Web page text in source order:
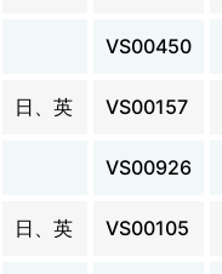
VS00450
日、英 VS00157
VS00926
日、英 VS00105